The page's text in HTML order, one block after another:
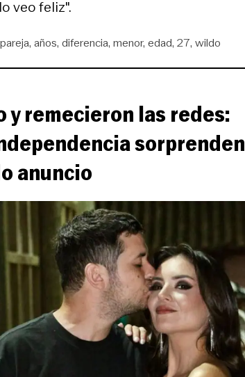
veo feliz".
pareja años diferencia menor edad 27 wildo
remecieron las redes:
sorprenden
anuncio